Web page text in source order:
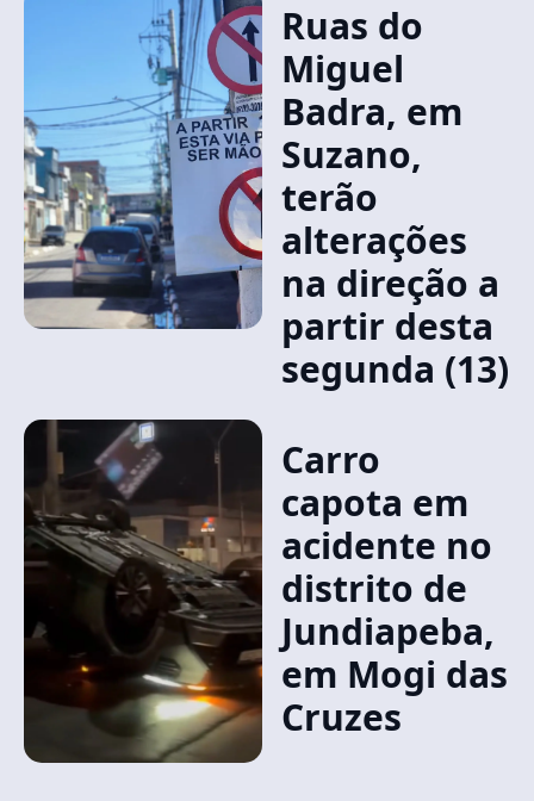
Ruas do
Miguel
Badra, em
Suzano,
terão
alterações
na direção a
partir desta
segunda (13)
Carro
capota em
acidente no
distrito de
Jundiapeba,
em Mogi das
Cruzes